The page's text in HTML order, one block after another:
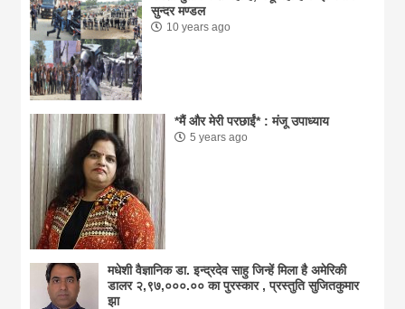
सुन्दर मण्डल
10 years ago
*मैं और मेरी परछाईं* : मंजू उपाध्याय
5 years ago
मधेशी वैज्ञानिक डा. इन्द्रदेव साहु जिन्हें मिला है अमेरिकी
डालर २,९७,०००.०० का पुरस्कार , प्रस्तुति सुजितकुमार
झा